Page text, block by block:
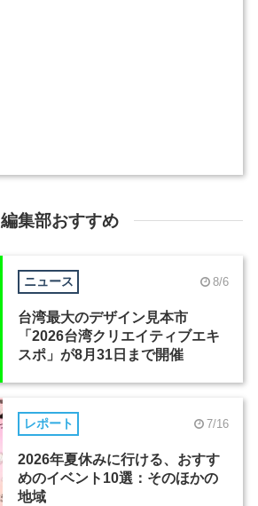
編集部おすすめ
ニュース 8/6
台湾最大のデザイン見本市
「2026台湾クリエイティブエキ
スポ」が8月31日まで開催
レポート 7/16
2026年夏休みに行ける、おすす
めのイベント10選：そのほかの
地域